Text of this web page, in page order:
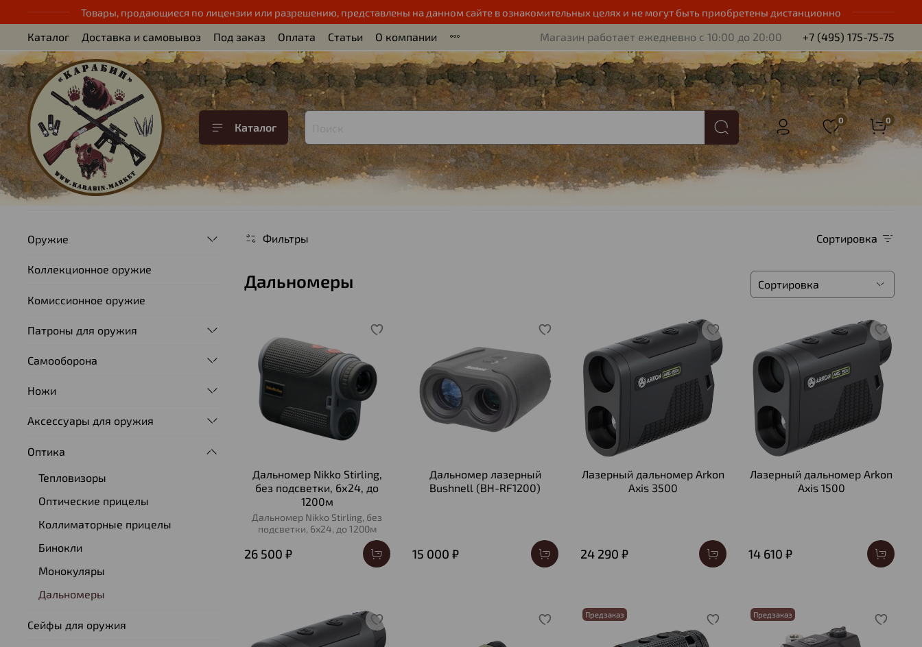
Товары, продающиеся по лицензии или разрешению, представлены на данном сайте в ознакомительных целях и не могут быть приобретены дистанционно
Каталог Доставка и самовывоз Под заказ Оплата Статьи О компании Магазин работает ежедневно с 10:00 до 20:00 +7 (495) 175-75-75
Каталог
0 0
Фильтры Сортировка
Дальномеры
Дальномер Nikko Stirling,
без подсветки, 6х24, до
1200м
Дальномер Nikko Stirling, без
подсветки, 6х24, до 1200м
26 500 ₽
Дальномер лазерный
Bushnell (BH-RF1200)
15 000 ₽
Лазерный дальномер Arkon
Axis 3500
24 290 ₽
Лазерный дальномер Arkon
Axis 1500
14 610 ₽
Предзаказ Предзаказ
Оружие
Коллекционное оружие
Комиссионное оружие
Патроны для оружия
Самооборона
Ножи
Аксессуары для оружия
Оптика
Тепловизоры
Оптические прицелы
Коллиматорные прицелы
Бинокли
Монокуляры
Дальномеры
Сейфы для оружия